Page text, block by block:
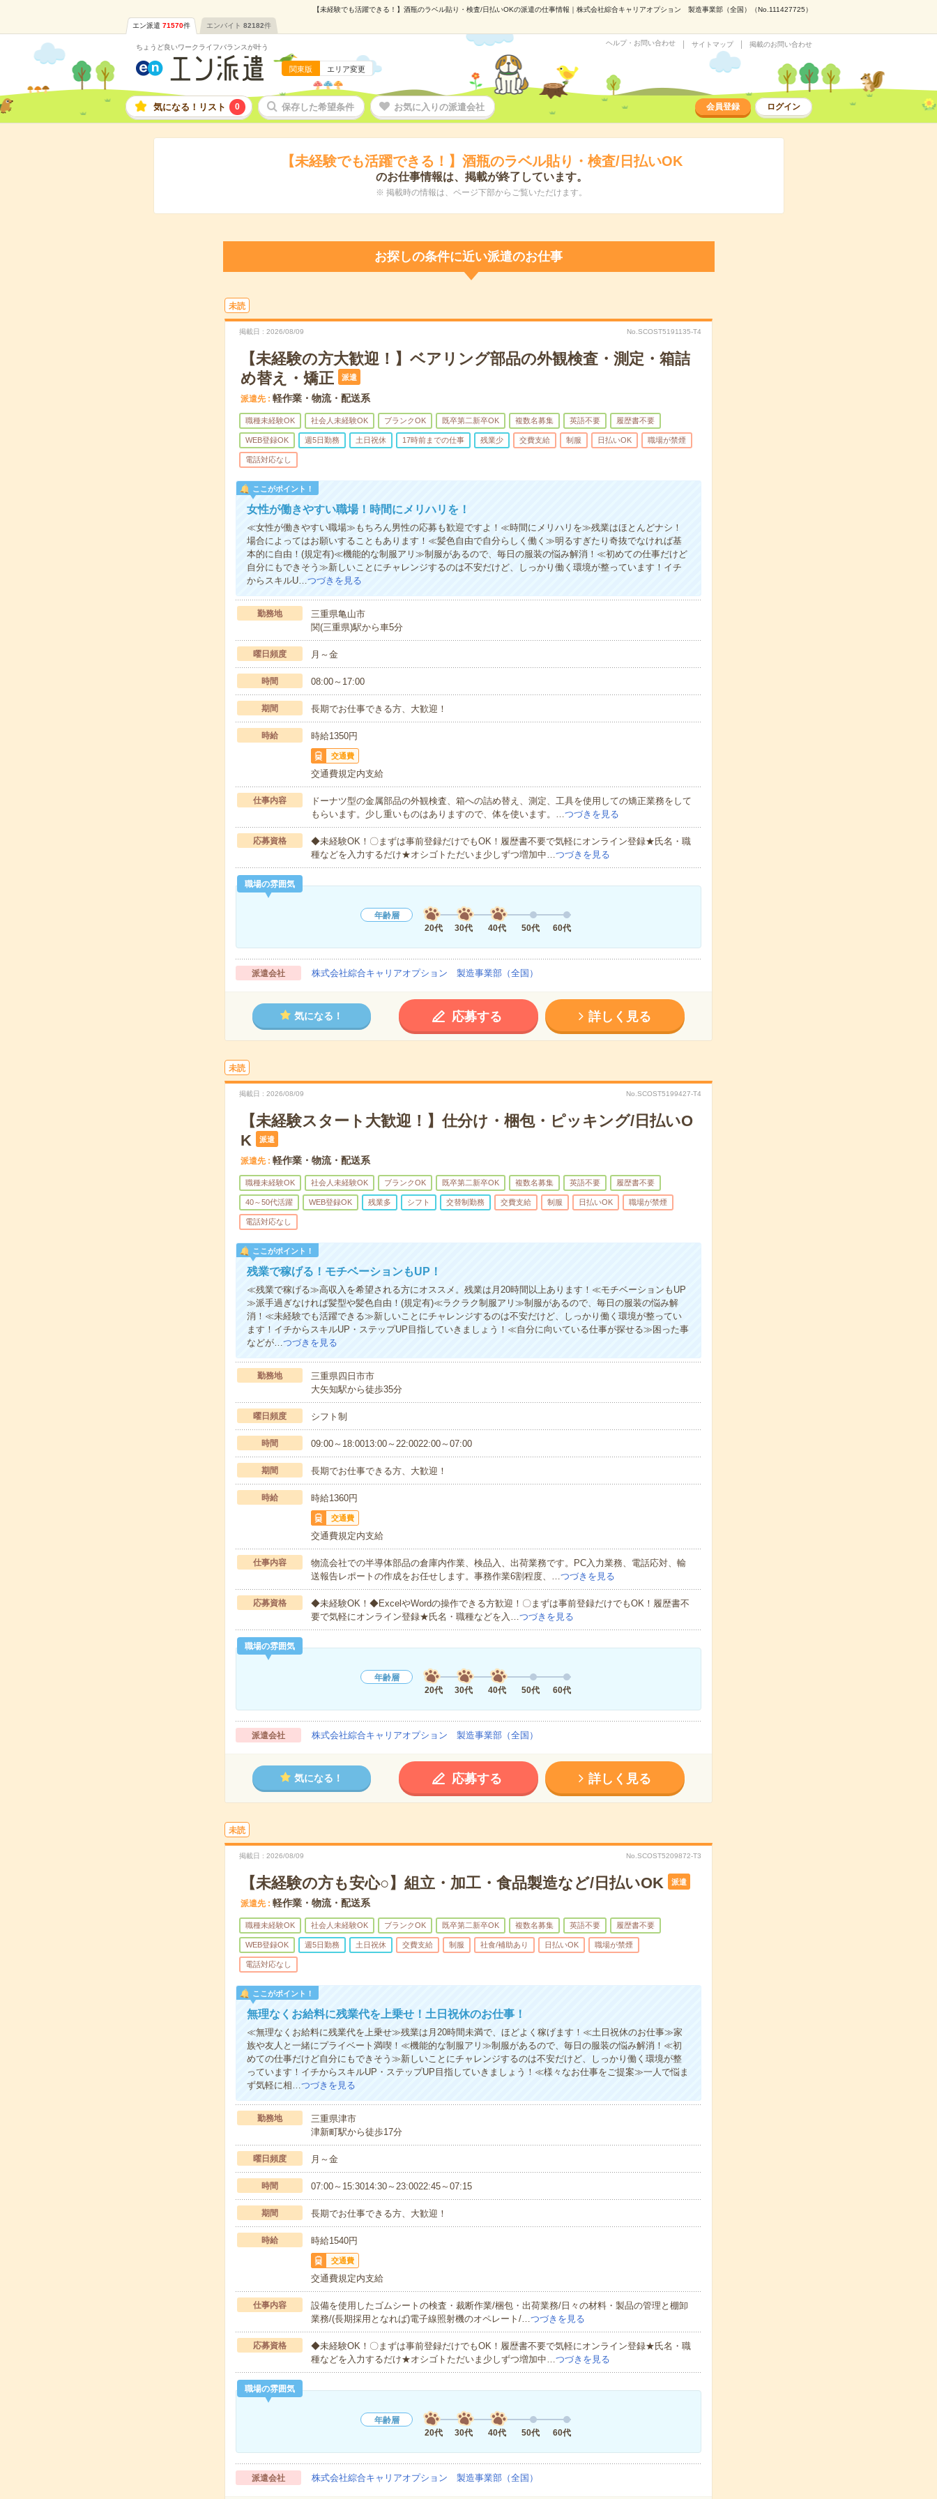
【未経験でも活躍できる！】酒瓶のラベル貼り・検査/日払いOKの派遣の仕事情報｜株式会社綜合キャリアオプション 製造事業部（全国）（No.111427725）
エン派遣 71570件 エンバイト 82182件
ちょうど良いワークライフバランスが叶う
関東版 エリア変更
ヘルプ・お問い合わせ サイトマップ 掲載のお問い合わせ
気になる！リスト 0 保存した希望条件 お気に入りの派遣会社 会員登録 ログイン
【未経験でも活躍できる！】酒瓶のラベル貼り・検査/日払いOK
のお仕事情報は、掲載が終了しています。
※ 掲載時の情報は、ページ下部からご覧いただけます。
お探しの条件に近い派遣のお仕事
未読
掲載日 2026/08/09 No.SCOST5191135-T4
【未経験の方大歓迎！】ベアリング部品の外観検査・測定・箱詰
め替え・矯正
派遣
派遣先 軽作業・物流・配送系
職種未経験OK 社会人未経験OK ブランクOK 既卒第二新卒OK 複数名募集 英語不要 履歴書不要
WEB登録OK 週5日勤務 土日祝休 17時前までの仕事 残業少 交費支給 制服 日払いOK 職場が禁煙
電話対応なし
ここがポイント！
女性が働きやすい職場！時間にメリハリを！
≪女性が働きやすい職場≫もちろん男性の応募も歓迎ですよ！≪時間にメリハリを≫残業はほとんどナシ！
場合によってはお願いすることもあります！≪髪色自由で自分らしく働く≫明るすぎたり奇抜でなければ基
本的に自由！(規定有)≪機能的な制服アリ≫制服があるので、毎日の服装の悩み解消！≪初めての仕事だけど
自分にもできそう≫新しいことにチャレンジするのは不安だけど、しっかり働く環境が整っています！イチ
からスキルU…つづきを見る
勤務地
三重県亀山市
関(三重県)駅から車5分
曜日頻度 月～金
時間 08:00～17:00
期間 長期でお仕事できる方、大歓迎！
時給 時給1350円
交通費
交通費規定内支給
仕事内容
ドーナツ型の金属部品の外観検査、箱への詰め替え、測定、工具を使用しての矯正業務をして
もらいます。少し重いものはありますので、体を使います。…つづきを見る
応募資格
◆未経験OK！〇まずは事前登録だけでもOK！履歴書不要で気軽にオンライン登録★氏名・職
種などを入力するだけ★オシゴトただいま少しずつ増加中…つづきを見る
職場の雰囲気
年齢層
20代
30代 40代 50代 60代
派遣会社 株式会社綜合キャリアオプション 製造事業部（全国）
気になる！ 応募する 詳しく見る
未読
掲載日 2026/08/09 No.SCOST5199427-T4
【未経験スタート大歓迎！】仕分け・梱包・ピッキング/日払いO
K
派遣
派遣先 軽作業・物流・配送系
職種未経験OK 社会人未経験OK ブランクOK 既卒第二新卒OK 複数名募集 英語不要 履歴書不要
40～50代活躍 WEB登録OK 残業多 シフト 交替制勤務 交費支給 制服 日払いOK 職場が禁煙
電話対応なし
ここがポイント！
残業で稼げる！モチベーションもUP！
≪残業で稼げる≫高収入を希望される方にオススメ。残業は月20時間以上あります！≪モチベーションもUP
≫派手過ぎなければ髪型や髪色自由！(規定有)≪ラクラク制服アリ≫制服があるので、毎日の服装の悩み解
消！≪未経験でも活躍できる≫新しいことにチャレンジするのは不安だけど、しっかり働く環境が整ってい
ます！イチからスキルUP・ステップUP目指していきましょう！≪自分に向いている仕事が探せる≫困った事
などが…つづきを見る
勤務地
三重県四日市市
大矢知駅から徒歩35分
曜日頻度 シフト制
時間 09:00～18:0013:00～22:0022:00～07:00
期間 長期でお仕事できる方、大歓迎！
時給 時給1360円
交通費
交通費規定内支給
仕事内容
物流会社での半導体部品の倉庫内作業、検品入、出荷業務です。PC入力業務、電話応対、輸
送報告レポートの作成をお任せします。事務作業6割程度、…つづきを見る
応募資格
◆未経験OK！◆ExcelやWordの操作できる方歓迎！〇まずは事前登録だけでもOK！履歴書不
要で気軽にオンライン登録★氏名・職種などを入…つづきを見る
職場の雰囲気
年齢層
20代
30代 40代 50代 60代
派遣会社 株式会社綜合キャリアオプション 製造事業部（全国）
気になる！ 応募する 詳しく見る
未読
掲載日 2026/08/09 No.SCOST5209872-T3
【未経験の方も安心○】組立・加工・食品製造など/日払いOK 派遣
派遣先 軽作業・物流・配送系
職種未経験OK 社会人未経験OK ブランクOK 既卒第二新卒OK 複数名募集 英語不要 履歴書不要
WEB登録OK 週5日勤務 土日祝休 交費支給 制服 社食/補助あり 日払いOK 職場が禁煙
電話対応なし
ここがポイント！
無理なくお給料に残業代を上乗せ！土日祝休のお仕事！
≪無理なくお給料に残業代を上乗せ≫残業は月20時間未満で、ほどよく稼げます！≪土日祝休のお仕事≫家
族や友人と一緒にプライベート満喫！≪機能的な制服アリ≫制服があるので、毎日の服装の悩み解消！≪初
めての仕事だけど自分にもできそう≫新しいことにチャレンジするのは不安だけど、しっかり働く環境が整
っています！イチからスキルUP・ステップUP目指していきましょう！≪様々なお仕事をご提案≫一人で悩ま
ず気軽に相…つづきを見る
勤務地
三重県津市
津新町駅から徒歩17分
曜日頻度 月～金
時間 07:00～15:3014:30～23:0022:45～07:15
期間 長期でお仕事できる方、大歓迎！
時給 時給1540円
交通費
交通費規定内支給
仕事内容
設備を使用したゴムシートの検査・裁断作業/梱包・出荷業務/日々の材料・製品の管理と棚卸
業務/(長期採用となれば)電子線照射機のオペレート/…つづきを見る
応募資格
◆未経験OK！〇まずは事前登録だけでもOK！履歴書不要で気軽にオンライン登録★氏名・職
種などを入力するだけ★オシゴトただいま少しずつ増加中…つづきを見る
職場の雰囲気
年齢層
20代
30代 40代 50代 60代
派遣会社 株式会社綜合キャリアオプション 製造事業部（全国）